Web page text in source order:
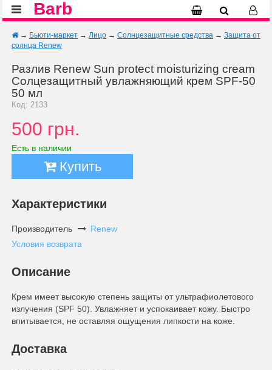
Barb
→ Бьюти-маркет → Лицо → Солнцезащитные средства → Защита от
солнца Renew
Разлив Renew Sun protect moisturizing cream
Солцезащитный увлажняющий крем SPF-50
50 мл
Код: 2133
500 грн.
Есть в наличии
Купить
Характеристики
Производитель
Renew
Условия возврата
Описание
Крем имеет высокую степень защиты от ультрафиолетового
излучения (SPF 50). Увлажняет и успокаивает кожу. Быстро
впитывается, не оставляя ощущения липкости на коже.
Доставка